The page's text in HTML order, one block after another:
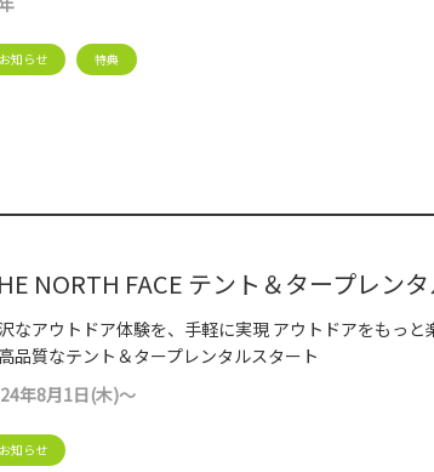
お知らせ 特典
NORTH FACE テント＆タープレン
なアウトドア体験を、手軽に実現 アウトドアをもっと
品質なテント＆タープレンタルスタート
年8月1日(木)～
お知らせ